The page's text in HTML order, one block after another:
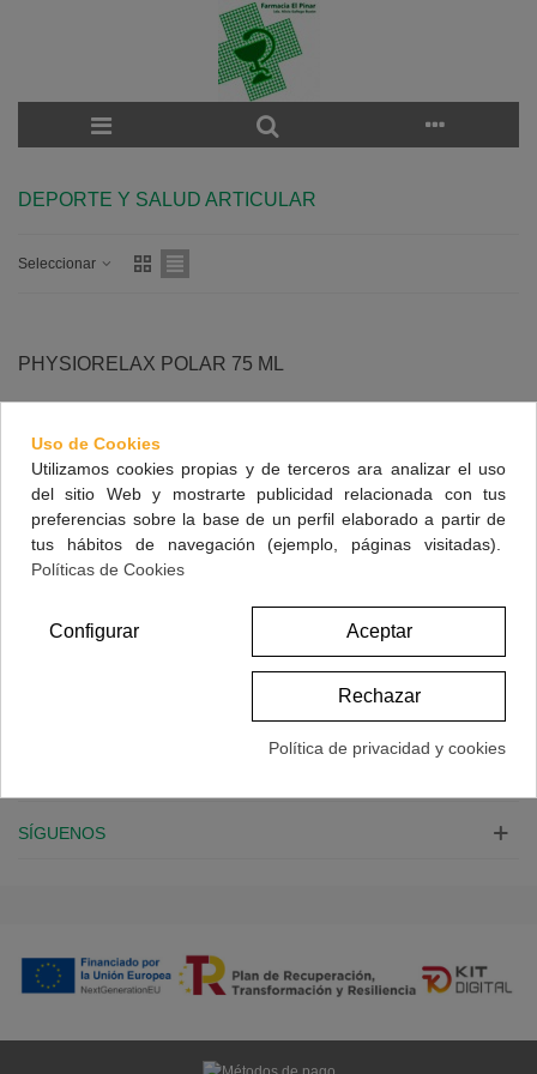
DEPORTE Y SALUD ARTICULAR
Seleccionar
PHYSIORELAX POLAR 75 ML
Ver Más
Vista Rápida
SÍGUENOS
Uso de Cookies
Utilizamos cookies propias y de terceros ara analizar el uso
del sitio Web y mostrarte publicidad relacionada con tus
preferencias sobre la base de un perfil elaborado a partir de
tus hábitos de navegación (ejemplo, páginas visitadas).
Políticas de Cookies
Aceptar
Rechazar
Configurar
Política de privacidad y cookies